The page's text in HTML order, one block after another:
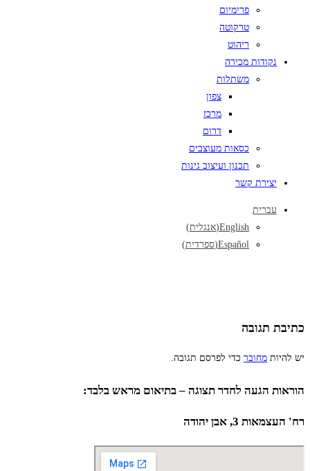
פרימיום
טרקוטה
ריהוט
נקודות מכירה
משתלות
צפון
מרכז
דרום
כסאות מעוצבים
תכנון ועיצוב גינות
יצירת קשר
עברית
English
(אנגלית)
Español
(ספרדית)
כתיבת תגובה
יש להיות מחובר כדי לפרסם תגובה.
הוראות הגעה לחדר תצוגה – בתיאום מראש בלבד:
רח' העצמאות 3, אבן יהודה